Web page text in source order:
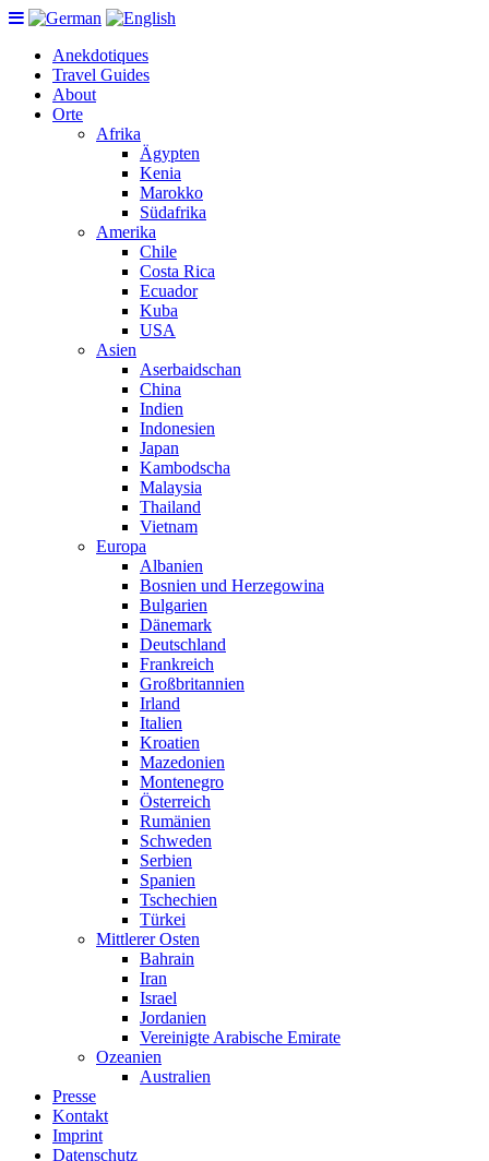
Anekdotiques
Travel Guides
About
Orte
Afrika
Ägypten
Kenia
Marokko
Südafrika
Amerika
Chile
Costa Rica
Ecuador
Kuba
USA
Asien
Aserbaidschan
China
Indien
Indonesien
Japan
Kambodscha
Malaysia
Thailand
Vietnam
Europa
Albanien
Bosnien und Herzegowina
Bulgarien
Dänemark
Deutschland
Frankreich
Großbritannien
Irland
Italien
Kroatien
Mazedonien
Montenegro
Österreich
Rumänien
Schweden
Serbien
Spanien
Tschechien
Türkei
Mittlerer Osten
Bahrain
Iran
Israel
Jordanien
Vereinigte Arabische Emirate
Ozeanien
Australien
Presse
Kontakt
Imprint
Datenschutz